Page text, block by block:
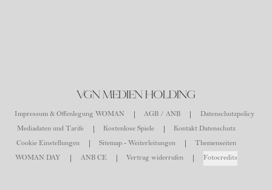
VGN MEDIEN HOLDING
Impressum & Offenlegung WOMAN AGB / ANB
Datenschutzpolicy
Mediadaten und Tarife
Kostenlose Spiele
Kontakt Datenschutz
Cookie Einstellungen
Sitemap - Weiterleitungen
Themenseiten
WOMAN DAY
ANB CE Vertrag widerrufen Fotocredits